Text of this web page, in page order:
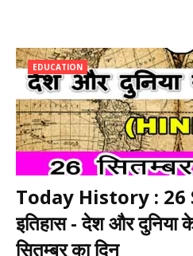
EDUCATION
Today History : 26
इतिहास - देश और दुनिया
सितम्बर का दिन